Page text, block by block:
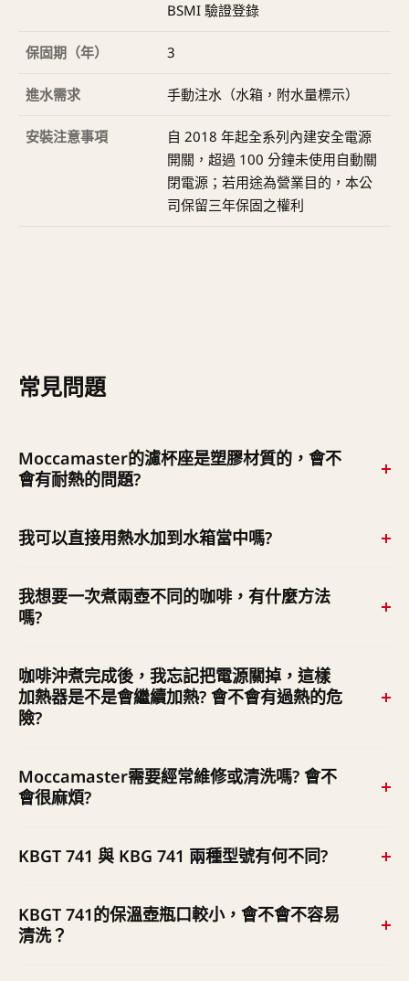
BSMI 驗證登錄
保固期（年） 3
進水需求 手動注水（水箱，附水量標示）
安裝注意事項
自 2018 年起全系列內建安全電源
開關，超過 100 分鐘未使用自動關
閉電源；若用途為營業目的，本公
司保留三年保固之權利
常見問題
Moccamaster的濾杯座是塑膠材質的，會不
會有耐熱的問題?
的使用狀況下，不會有任何安全顧慮。本商品通過經濟部
質，塑膠濾杯的保溫性較佳，能夠確保水溫穩定，咖啡風
味完整萃取。
我可以直接用熱水加到水箱當中嗎?
Moccamaster原本設計的機器工作原理。建議您使用新鮮
的冷水直接注入水箱。
我想要一次煮兩壺不同的咖啡，有什麼方法
嗎?
就可立即接著沖煮第二壺！
咖啡沖煮完成後，我忘記把電源關掉，這樣
加熱器是不是會繼續加熱? 會不會有過熱的危
險?
水箱內有水>，且 2.<咖啡壺確實放在正確的位置上>，兩
個條件同時存在時，加熱器才會啟動。因此當您結束一次
的，請您放心。自2018年起，全系列機種皆已內建安全電
Moccamaster需要經常維修或清洗嗎? 會不
會很麻煩?
使用狀況下，故障的機率極低，且大部分的零部件都可拆
或是食用級檸檬酸混合溫水倒入水箱中，煮2-3次即可去除
機器內部的水垢。詳細除水垢方式可參閱說明手冊。
KBGT 741 與 KBG 741 兩種型號有何不同?
是玻璃壺，並且在玻璃壺的下方多了一個保溫盤。
KBGT 741的保溫壺瓶口較小，會不會不容易
清洗？